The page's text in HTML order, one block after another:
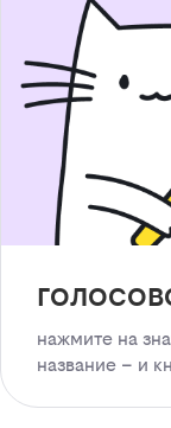
нажмите на
название – и